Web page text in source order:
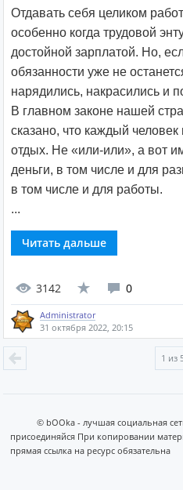
Отдавать себя целиком
особенно когда трудовой
достойной зарплатой. Но,
обязанности уже не
нарядились, накрасились и
В главном законе нашей
сказано, что каждый
отдых. Не «или-или», а вот
деньги, в том числе и для
в том числе и для работы.
...
Читать дальше
3142 0
Administrator
31 октября 2022, 20:15
1 из
© bOOka - лучшая социальная
присоединяйся При копировании
прямая ссылка на ресурс обязательна